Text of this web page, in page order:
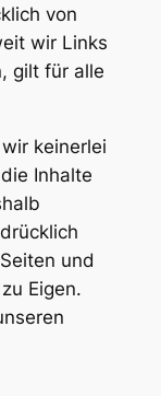
von
wir Links
gilt für alle
keinerlei
Inhalte
und
Eigen.